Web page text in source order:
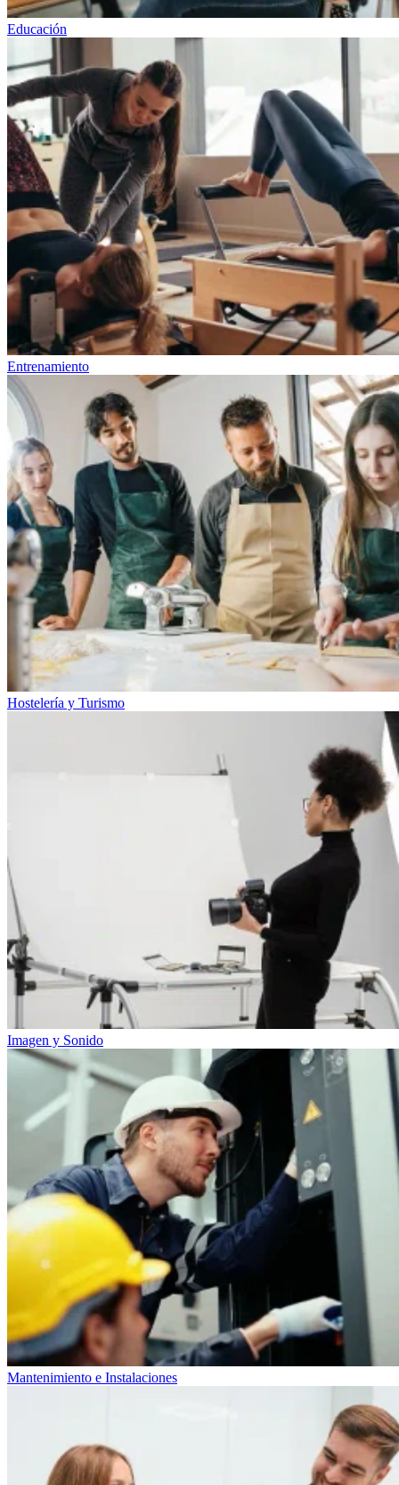
Educación
Entrenamiento
Hostelería y Turismo
Imagen y Sonido
Mantenimiento e Instalaciones